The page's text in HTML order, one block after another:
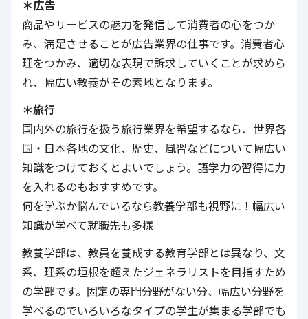
＊広告
商品やサービスの魅力を発信して消費者の心をつか
み、満足させることが広告業界の仕事です。消費者心
理をつかみ、適切な表現で訴求していくことが求めら
れ、幅広い教養がその素地となります。
＊旅行
国内外の旅行を扱う旅行業界を希望するなら、世界各
国・日本各地の文化、歴史、風習などについて幅広い
知識をつけておくとよいでしょう。語学力の習得に力
を入れるのもおすすめです。
何を学ぶか悩んでいるなら教養学部も視野に！幅広い
知識が学べて就職先も多様
教養学部は、教員を養成する教育学部とは異なり、文
系、理系の垣根を超えたジェネラリストを目指すため
の学部です。固定の専門分野がない分、幅広い分野を
学べるのでいろいろなタイプの学生が集まる学部でも